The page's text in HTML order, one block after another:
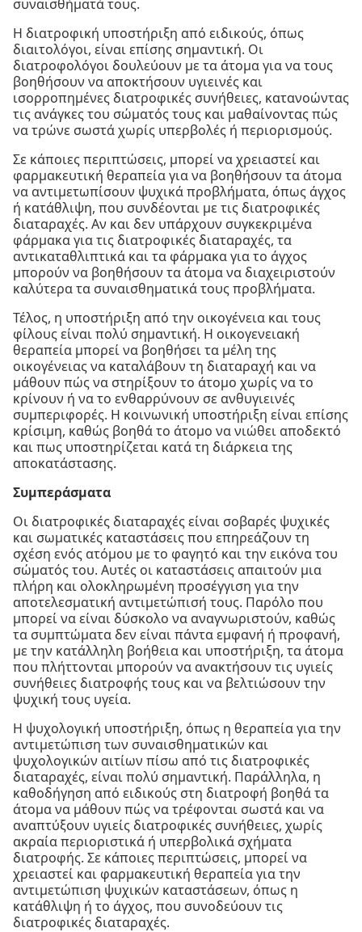
συναισθήματά τους.
Η διατροφική υποστήριξη από ειδικούς, όπως
διαιτολόγοι, είναι επίσης σημαντική. Οι
διατροφολόγοι δουλεύουν με τα άτομα για να τους
βοηθήσουν να αποκτήσουν υγιεινές και
ισορροπημένες διατροφικές συνήθειες, κατανοώντας
τις ανάγκες του σώματός τους και μαθαίνοντας πώς
να τρώνε σωστά χωρίς υπερβολές ή περιορισμούς.
Σε κάποιες περιπτώσεις, μπορεί να χρειαστεί και
φαρμακευτική θεραπεία για να βοηθήσουν τα άτομα
να αντιμετωπίσουν ψυχικά προβλήματα, όπως άγχος
ή κατάθλιψη, που συνδέονται με τις διατροφικές
διαταραχές. Αν και δεν υπάρχουν συγκεκριμένα
φάρμακα για τις διατροφικές διαταραχές, τα
αντικαταθλιπτικά και τα φάρμακα για το άγχος
μπορούν να βοηθήσουν τα άτομα να διαχειριστούν
καλύτερα τα συναισθηματικά τους προβλήματα.
Τέλος, η υποστήριξη από την οικογένεια και τους
φίλους είναι πολύ σημαντική. Η οικογενειακή
θεραπεία μπορεί να βοηθήσει τα μέλη της
οικογένειας να καταλάβουν τη διαταραχή και να
μάθουν πώς να στηρίξουν το άτομο χωρίς να το
κρίνουν ή να το ενθαρρύνουν σε ανθυγιεινές
συμπεριφορές. Η κοινωνική υποστήριξη είναι επίσης
κρίσιμη, καθώς βοηθά το άτομο να νιώθει αποδεκτό
και πως υποστηρίζεται κατά τη διάρκεια της
αποκατάστασης.
Συμπεράσματα
Οι διατροφικές διαταραχές είναι σοβαρές ψυχικές
και σωματικές καταστάσεις που επηρεάζουν τη
σχέση ενός ατόμου με το φαγητό και την εικόνα του
σώματός του. Αυτές οι καταστάσεις απαιτούν μια
πλήρη και ολοκληρωμένη προσέγγιση για την
αποτελεσματική αντιμετώπισή τους. Παρόλο που
μπορεί να είναι δύσκολο να αναγνωριστούν, καθώς
τα συμπτώματα δεν είναι πάντα εμφανή ή προφανή,
με την κατάλληλη βοήθεια και υποστήριξη, τα άτομα
που πλήττονται μπορούν να ανακτήσουν τις υγιείς
συνήθειες διατροφής τους και να βελτιώσουν την
ψυχική τους υγεία.
Η ψυχολογική υποστήριξη, όπως η θεραπεία για την
αντιμετώπιση των συναισθηματικών και
ψυχολογικών αιτίων πίσω από τις διατροφικές
διαταραχές, είναι πολύ σημαντική. Παράλληλα, η
καθοδήγηση από ειδικούς στη διατροφή βοηθά τα
άτομα να μάθουν πώς να τρέφονται σωστά και να
αναπτύξουν υγιείς διατροφικές συνήθειες, χωρίς
ακραία περιοριστικά ή υπερβολικά σχήματα
διατροφής. Σε κάποιες περιπτώσεις, μπορεί να
χρειαστεί και φαρμακευτική θεραπεία για την
αντιμετώπιση ψυχικών καταστάσεων, όπως η
κατάθλιψη ή το άγχος, που συνοδεύουν τις
διατροφικές διαταραχές.